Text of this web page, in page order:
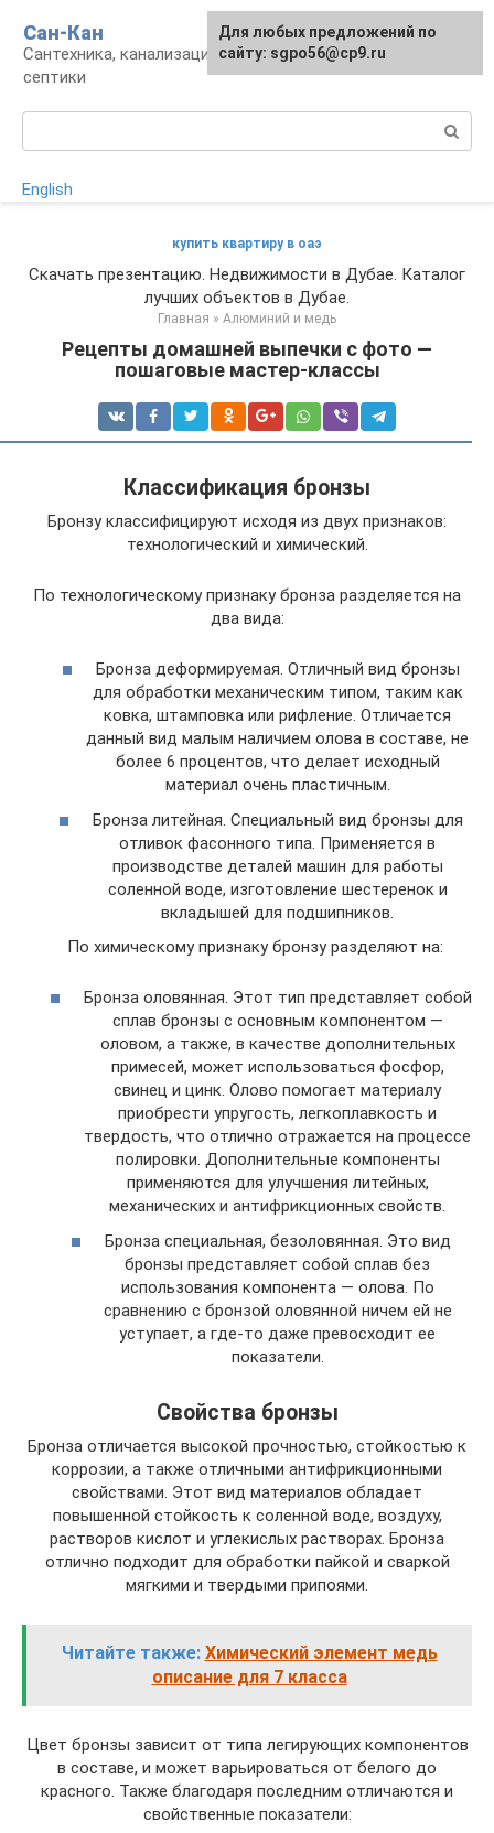
контенту
Сан-Кан
Сантехника, канализация, водопровод,
септики
English
купить квартиру в оаэ
Скачать презентацию. Недвижимости в Дубае. Каталог
лучших объектов в Дубае.
Главная » Алюминий и медь
Рецепты домашней выпечки с фото —
пошаговые мастер-классы
Классификация бронзы
Бронзу классифицируют исходя из двух признаков:
технологический и химический.
По технологическому признаку бронза разделяется на
два вида:
Бронза деформируемая. Отличный вид бронзы
для обработки механическим типом, таким как
ковка, штамповка или рифление. Отличается
данный вид малым наличием олова в составе, не
более 6 процентов, что делает исходный
материал очень пластичным.
Бронза литейная. Специальный вид бронзы для
отливок фасонного типа. Применяется в
производстве деталей машин для работы
соленной воде, изготовление шестеренок и
вкладышей для подшипников.
По химическому признаку бронзу разделяют на:
Бронза оловянная. Этот тип представляет собой
сплав бронзы с основным компонентом —
оловом, а также, в качестве дополнительных
примесей, может использоваться фосфор,
свинец и цинк. Олово помогает материалу
приобрести упругость, легкоплавкость и
твердость, что отлично отражается на процессе
полировки. Дополнительные компоненты
применяются для улучшения литейных,
механических и антифрикционных свойств.
Бронза специальная, безоловянная. Это вид
бронзы представляет собой сплав без
использования компонента — олова. По
сравнению с бронзой оловянной ничем ей не
уступает, а где-то даже превосходит ее
показатели.
Свойства бронзы
Бронза отличается высокой прочностью, стойкостью к
коррозии, а также отличными антифрикционными
свойствами. Этот вид материалов обладает
повышенной стойкость к соленной воде, воздуху,
растворов кислот и углекислых растворах. Бронза
отлично подходит для обработки пайкой и сваркой
мягкими и твердыми припоями.
Читайте также: Химический элемент медь
описание для 7 класса
Цвет бронзы зависит от типа легирующих компонентов
в составе, и может варьироваться от белого до
красного. Также благодаря последним отличаются и
свойственные показатели:
Для любых предложений по
сайту: sgpo56@cp9.ru